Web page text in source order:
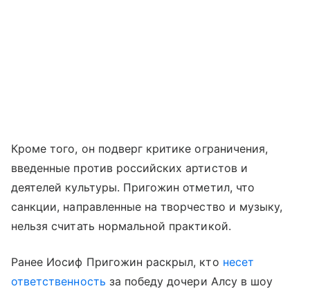
Кроме того, он подверг критике ограничения,
введенные против российских артистов и
деятелей культуры. Пригожин отметил, что
санкции, направленные на творчество и музыку,
нельзя считать нормальной практикой.
Ранее Иосиф Пригожин раскрыл, кто несет
ответственность за победу дочери Алсу в шоу